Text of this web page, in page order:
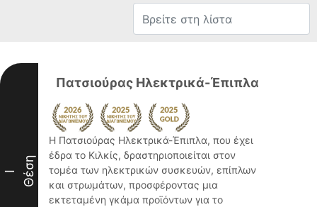
I Θέση
Πατσιούρας Ηλεκτρικά-Έπιπλα
Η Πατσιούρας Ηλεκτρικά-Έπιπλα, που έχει
έδρα το Κιλκίς, δραστηριοποιείται στον
τομέα των ηλεκτρικών συσκευών, επίπλων
και στρωμάτων, προσφέροντας μια
εκτεταμένη γκάμα προϊόντων για το